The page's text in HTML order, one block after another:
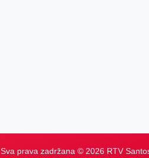
Sva prava zadržana © 2026 RTV